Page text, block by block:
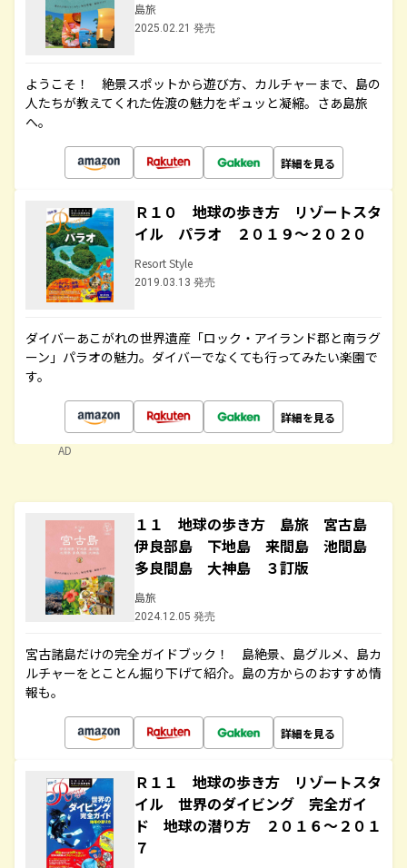
島旅
2025.02.21 発売
ようこそ！ 絶景スポットから遊び方、カルチャーまで、島の
人たちが教えてくれた佐渡の魅力をギュッと凝縮。さあ島旅
へ。
詳細を見る
Ｒ１０ 地球の歩き方 リゾートスタ
イル パラオ ２０１９～２０２０
Resort Style
2019.03.13 発売
ダイバーあこがれの世界遺産「ロック・アイランド郡と南ラグ
ーン」パラオの魅力。ダイバーでなくても行ってみたい楽園で
す。
詳細を見る
AD
１１ 地球の歩き方 島旅 宮古島
伊良部島 下地島 来間島 池間島
多良間島 大神島 ３訂版
島旅
2024.12.05 発売
宮古諸島だけの完全ガイドブック！ 島絶景、島グルメ、島カ
ルチャーをとことん掘り下げて紹介。島の方からのおすすめ情
報も。
詳細を見る
Ｒ１１ 地球の歩き方 リゾートスタ
イル 世界のダイビング 完全ガイ
ド 地球の潜り方 ２０１６～２０１
７